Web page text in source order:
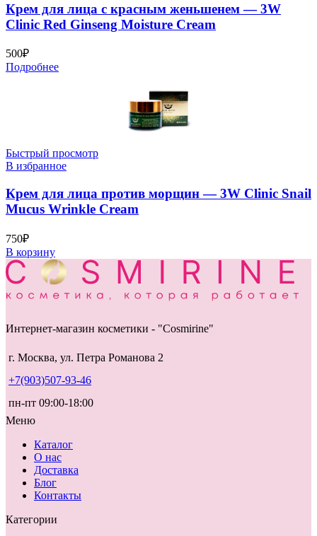
Крем для лица с красным женьшенем — 3W
Clinic Red Ginseng Moisture Cream
500₽
Подробнее
Быстрый просмотр
В избранное
Крем для лица против морщин — 3W Clinic Snail
Mucus Wrinkle Cream
750₽
В корзину
Интернет-магазин косметики - "Cosmirine"
г. Москва, ул. Петра Романова 2
+7(903)507-93-46
пн-пт 09:00-18:00
Меню
Каталог
О нас
Доставка
Блог
Контакты
Категории